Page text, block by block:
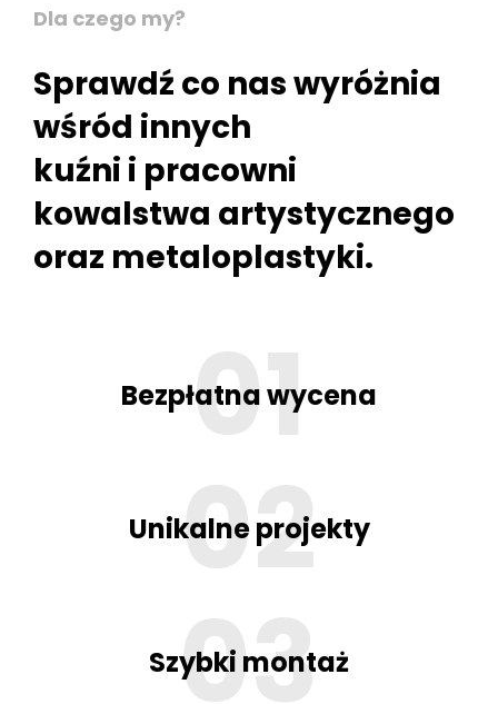
Dla czego my?
Sprawdź co nas wyróżnia
wśród innych
kuźni i pracowni
kowalstwa artystycznego
oraz metaloplastyki.
Bezpłatna wycena
Unikalne projekty
Szybki montaż